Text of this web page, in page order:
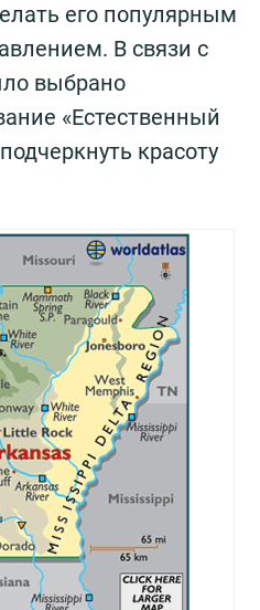
его популярным
В связи с
выбрано
«Естественный
красоту